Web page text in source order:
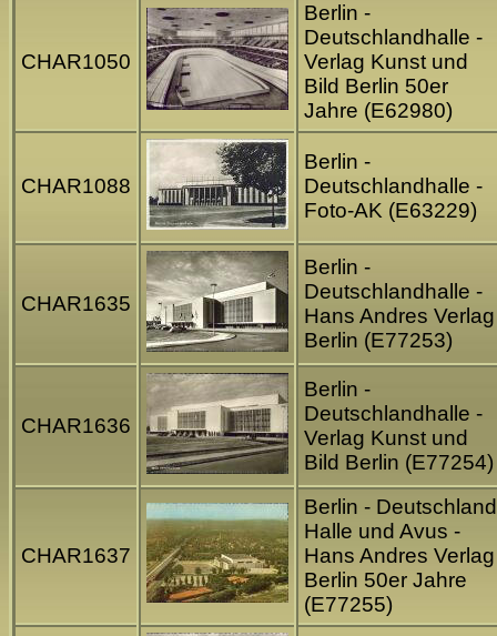
CHAR1050
Berlin -
Deutschlandhalle -
Verlag Kunst und
Bild Berlin 50er
Jahre (E62980)
CHAR1088
Berlin -
Deutschlandhalle -
Foto-AK (E63229)
CHAR1635
Berlin -
Deutschlandhalle -
Hans Andres Verlag
Berlin (E77253)
CHAR1636
Berlin -
Deutschlandhalle -
Verlag Kunst und
Bild Berlin (E77254)
CHAR1637
Berlin -
Halle und Avus -
Hans Andres Verlag
Berlin 50er Jahre
(E77255)